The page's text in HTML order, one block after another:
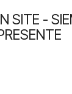
SITE -